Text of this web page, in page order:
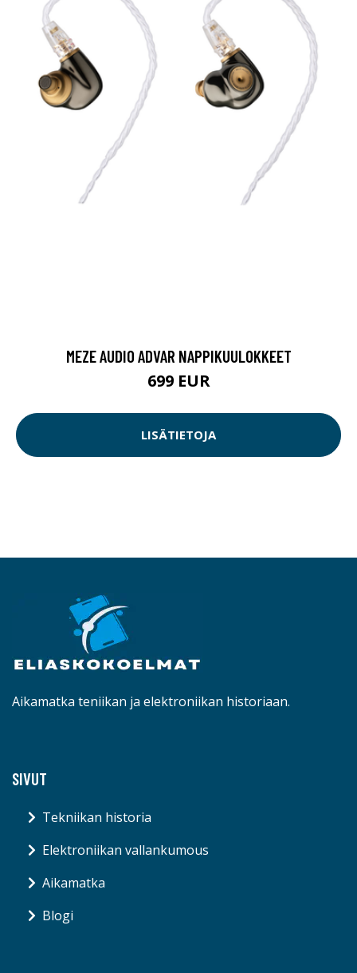
MEZE AUDIO ADVAR NAPPIKUULOKKEET
699 EUR
LISÄTIETOJA
Aikamatka teniikan ja elektroniikan historiaan.
SIVUT
Tekniikan historia
Elektroniikan vallankumous
Aikamatka
Blogi